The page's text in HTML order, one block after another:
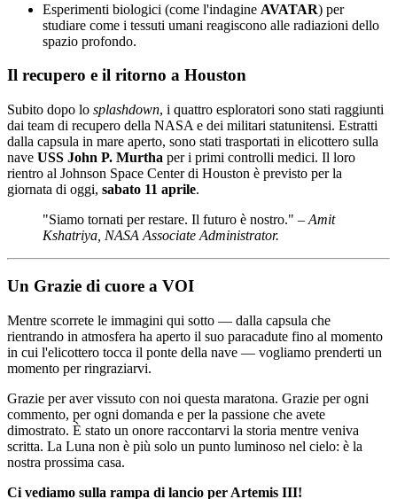
Esperimenti biologici (come l'indagine AVATAR) per
studiare come i tessuti umani reagiscono alle radiazioni dello
spazio profondo.
Il recupero e il ritorno a Houston
Subito dopo lo splashdown, i quattro esploratori sono stati raggiunti
dai team di recupero della NASA e dei militari statunitensi. Estratti
dalla capsula in mare aperto, sono stati trasportati in elicottero sulla
nave USS John P. Murtha per i primi controlli medici. Il loro
rientro al Johnson Space Center di Houston è previsto per la
giornata di oggi, sabato 11 aprile.
"Siamo tornati per restare. Il futuro è nostro." – Amit
Kshatriya, NASA Associate Administrator.
Un Grazie di cuore a VOI
Mentre scorrete le immagini qui sotto — dalla capsula che
rientrando in atmosfera ha aperto il suo paracadute fino al momento
in cui l'elicottero tocca il ponte della nave — vogliamo prenderti un
momento per ringraziarvi.
Grazie per aver vissuto con noi questa maratona. Grazie per ogni
commento, per ogni domanda e per la passione che avete
dimostrato. È stato un onore raccontarvi la storia mentre veniva
scritta. La Luna non è più solo un punto luminoso nel cielo: è la
nostra prossima casa.
Ci vediamo sulla rampa di lancio per Artemis III!